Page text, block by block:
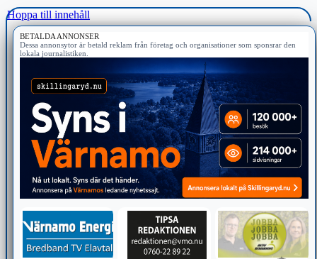
Hoppa till innehåll
BETALDA ANNONSER
Dessa annonsytor är betald reklam från företag och organisationer som sponsrar den
lokala journalistiken.